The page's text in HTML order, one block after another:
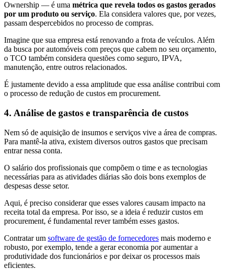
Ownership — é uma métrica que revela todos os gastos gerados
por um produto ou serviço. Ela considera valores que, por vezes,
passam despercebidos no processo de compras.
Imagine que sua empresa está renovando a frota de veículos. Além
da busca por automóveis com preços que cabem no seu orçamento,
o TCO também considera questões como seguro, IPVA,
manutenção, entre outros relacionados.
É justamente devido a essa amplitude que essa análise contribui com
o processo de redução de custos em procurement.
4. Análise de gastos e transparência de custos
Nem só de aquisição de insumos e serviços vive a área de compras.
Para mantê-la ativa, existem diversos outros gastos que precisam
entrar nessa conta.
O salário dos profissionais que compõem o time e as tecnologias
necessárias para as atividades diárias são dois bons exemplos de
despesas desse setor.
Aqui, é preciso considerar que esses valores causam impacto na
receita total da empresa. Por isso, se a ideia é reduzir custos em
procurement, é fundamental rever também esses gastos.
Contratar um software de gestão de fornecedores mais moderno e
robusto, por exemplo, tende a gerar economia por aumentar a
produtividade dos funcionários e por deixar os processos mais
eficientes.